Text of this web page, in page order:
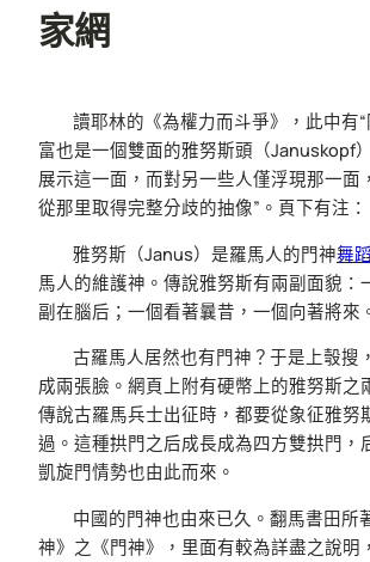
家網
讀耶林的《為權力而斗爭》，此中有
富也是一個雙面的雅努斯頭（Januskopf
展示這一面，而對另一些人僅浮現那一面
從那里取得完整分歧的抽像”。頁下有注：
雅努斯（Janus）是羅馬人的門神舞
馬人的維護神。傳說雅努斯有兩副面貌：
副在腦后；一個看著曩昔，一個向著將來
古羅馬人居然也有門神？于是上彀搜
成兩張臉。網頁上附有硬幣上的雅努斯之
傳說古羅馬兵士出征時，都要從象征雅努
過。這種拱門之后成長成為四方雙拱門，
凱旋門情勢也由此而來。
中國的門神也由來已久。翻馬書田所
神》之《門神》，里面有較為詳盡之說明